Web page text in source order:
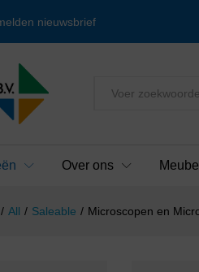
nieuwsbrief
Alles
Over ons
/ All / Saleable / Microscopen en